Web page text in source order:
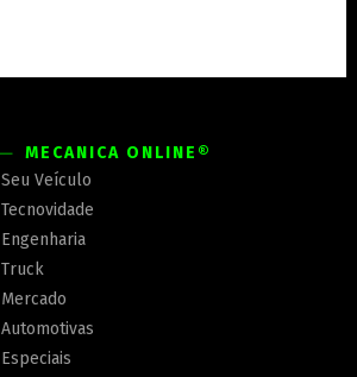
MECÂNICA ONLINE®
Seu Veículo
Tecnovidade
Engenharia
Truck
Mercado
Automotivas
Especiais